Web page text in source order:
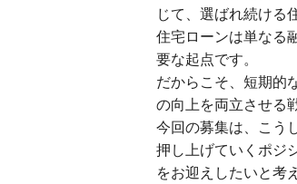
じて、選ばれ続ける
住宅ローンは単なる
要な起点です。
だからこそ、短期的
の向上を両立させる
今回の募集は、こう
押し上げていくポジ
をお迎えしたいと考